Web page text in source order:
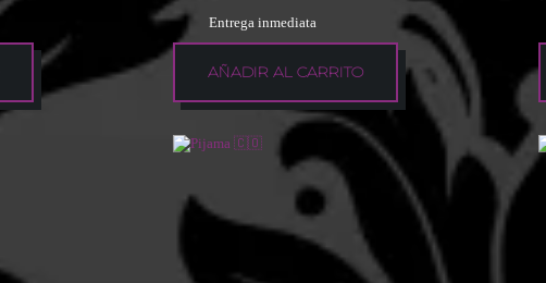
Entrega inmediata
AÑADIR AL CARRITO